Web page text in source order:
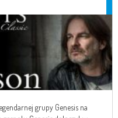
grupy Genesis na